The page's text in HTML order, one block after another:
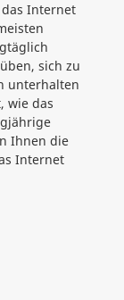
Internet
sich zu
unterhalten
wie das
Ihnen die
Internet